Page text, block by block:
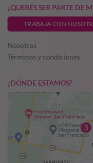
¿QUERÉS SER PARTE DE
TRABAJA CON
Nosotros
Términos y condiciones
¿DÓNDE ESTAMOS?